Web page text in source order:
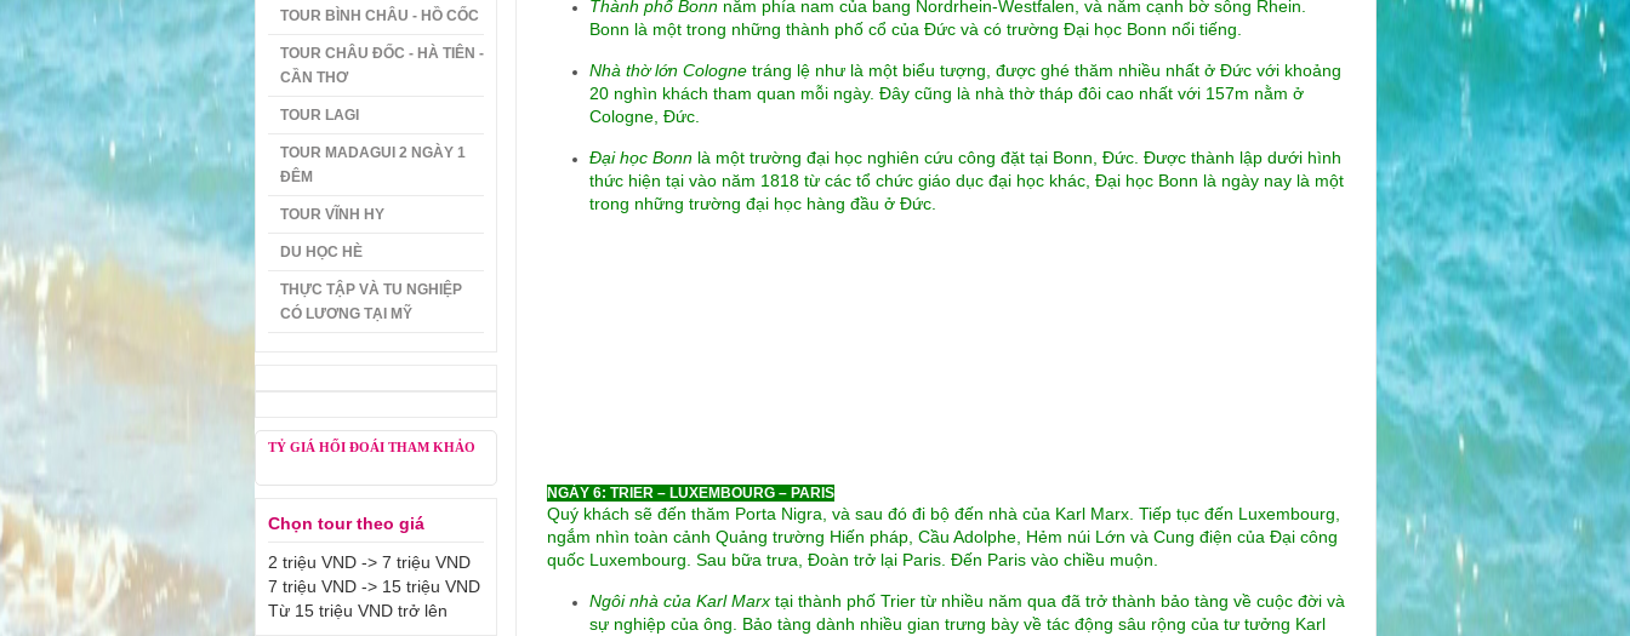
TOUR BÌNH CHÂU - HỒ CỐC
TOUR CHÂU ĐỐC - HÀ TIÊN -
CẦN THƠ
TOUR LAGI
TOUR MADAGUI 2 NGÀY 1
ĐÊM
TOUR VĨNH HY
DU HỌC HÈ
THỰC TẬP VÀ TU NGHIỆP
CÓ LƯƠNG TẠI MỸ
TỶ GIÁ HỐI ĐOÁI THAM KHẢO
Chọn tour theo giá
2 triệu VND -> 7 triệu VND
7 triệu VND -> 15 triệu VND
Từ 15 triệu VND trở lên
Thành phố Bonnnằm phía nam của bang Nordrhein-Westfalen, và nằm cạnh bờ sông Rhein.
Bonn là một trong những thành phố cổ của Đức và có trường Đại học Bonn nổi tiếng.
Nhà thờ lớn Colognetráng lệ như là một biểu tượng, được ghé thăm nhiều nhất ở Đức với khoảng
20 nghìn khách tham quan mỗi ngày. Đây cũng là nhà thờ tháp đôi cao nhất với 157m nằm ở
Cologne, Đức.
Đại học Bonnlà một trường đại học nghiên cứu công đặt tại Bonn, Đức. Được thành lập dưới hình
thức hiện tại vào năm 1818 từ các tổ chức giáo dục đại học khác, Đại học Bonn là ngày nay là một
trong những trường đại học hàng đầu ở Đức.
NGÀY 6: TRIER – LUXEMBOURG – PARIS
Quý khách sẽ đến thăm Porta Nigra, và sau đó đi bộ đến nhà của Karl Marx. Tiếp tục đến Luxembourg,
ngắm nhìn toàn cảnh Quảng trường Hiến pháp, Cầu Adolphe, Hẻm núi Lớn và Cung điện của Đại công
quốc Luxembourg. Sau bữa trưa, Đoàn trở lại Paris. Đến Paris vào chiều muộn.
Ngôi nhà của Karl Marxtại thành phố Trier từ nhiều năm qua đã trở thành bảo tàng về cuộc đời và
sự nghiệp của ông. Bảo tàng dành nhiều gian trưng bày về tác động sâu rộng của tư tưởng Karl